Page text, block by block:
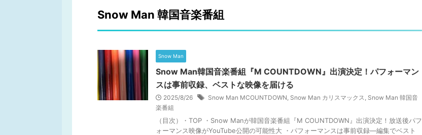
Snow Man 韓国音楽番組
Snow Man
Snow Man韓国音楽番組『M COUNTDOWN』出演決定！パフォーマン
スは事前収録、ベストな映像を届ける
2025/8/26 Snow Man MCOUNTDOWN, Snow Man カリスマックス, Snow Man 韓国音
楽番組
（目次）・TOP ・Snow Manが韓国音楽番組『M COUNTDOWN』出演決定！放送後パフ
ォーマンス映像がYouTube公開の可能性大 ・パフォーマンスは事前収録―編集でベスト